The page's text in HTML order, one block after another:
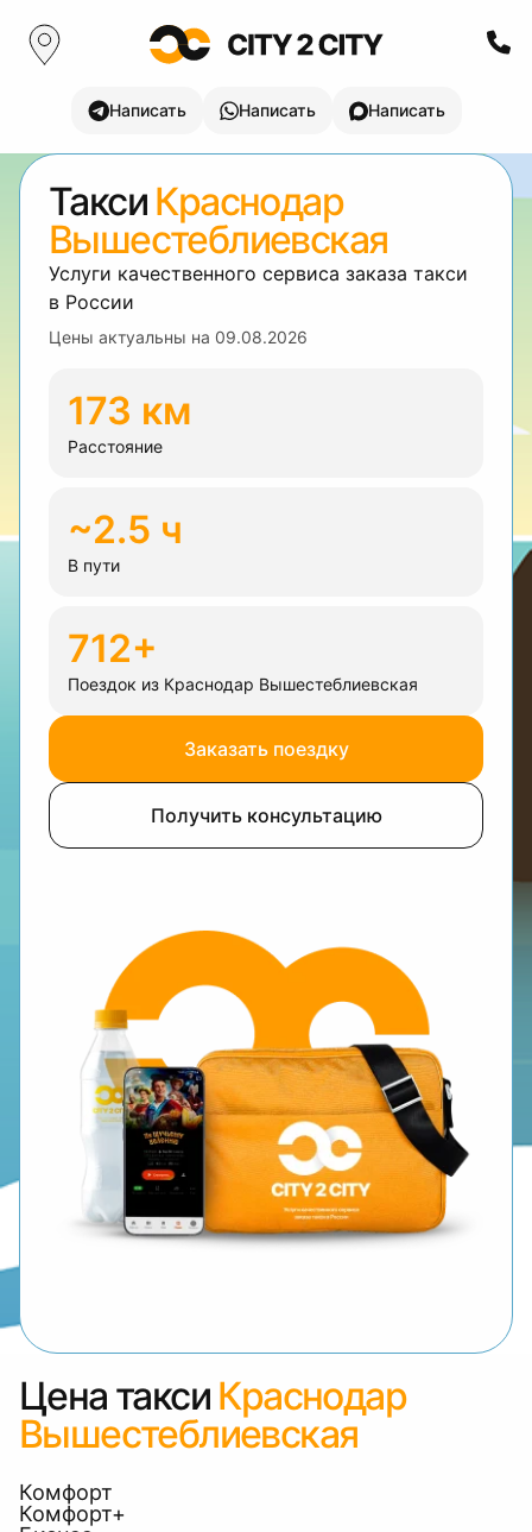
Написать Написать Написать
Такси Краснодар
Вышестеблиевская
Услуги качественного сервиса заказа такси
в России
Цены актуальны на 09.08.2026
173 км
Расстояние
~2.5 ч
В пути
712+
Поездок из Краснодар Вышестеблиевская
Заказать поездку
Получить консультацию
Цена такси Краснодар
Вышестеблиевская
Комфорт
Комфорт+